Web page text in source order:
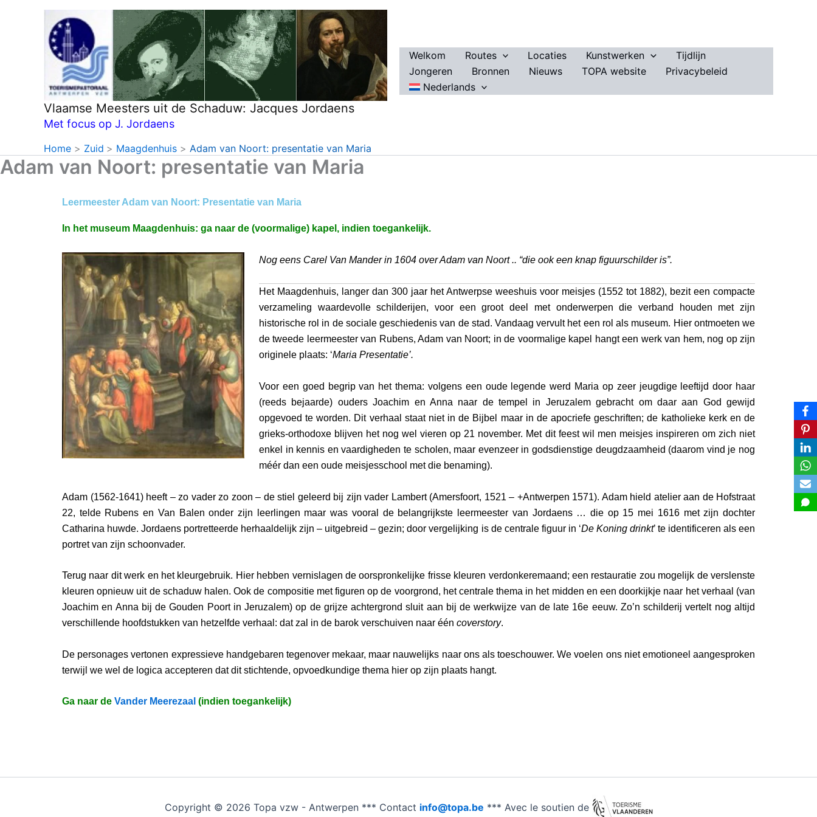
Vlaamse Meesters uit de Schaduw: Jacques Jordaens
Met focus op J. Jordaens
Welkom Routes Locaties Kunstwerken
Tijdlijn
Jongeren
Bronnen Nieuws TOPA website
Privacybeleid
Nederlands
Home Zuid Maagdenhuis Adam van Noort: presentatie van Maria
Adam van Noort: presentatie van Maria
Leermeester Adam van Noort: Presentatie van Maria
In het museum Maagdenhuis: ga naar de (voormalige) kapel, indien toegankelijk.
Nog eens Carel Van Mander in 1604 over Adam van Noort .. “die ook een knap figuurschilder is”.
Het Maagdenhuis, langer dan 300 jaar het Antwerpse weeshuis voor meisjes (1552 tot 1882), bezit een compacte
verzameling waardevolle schilderijen, voor een groot deel met onderwerpen die verband houden met zijn
historische rol in de sociale geschiedenis van de stad. Vandaag vervult het een rol als museum. Hier ontmoeten we
de tweede leermeester van Rubens, Adam van Noort; in de voormalige kapel hangt een werk van hem, nog op zijn
originele plaats: ‘Maria Presentatie’.
Voor een goed begrip van het thema: volgens een oude legende werd Maria op zeer jeugdige leeftijd door haar
(reeds bejaarde) ouders Joachim en Anna naar de tempel in Jeruzalem gebracht om daar aan God gewijd
opgevoed te worden. Dit verhaal staat niet in de Bijbel maar in de apocriefe geschriften; de katholieke kerk en de
grieks-orthodoxe blijven het nog wel vieren op 21 november. Met dit feest wil men meisjes inspireren om zich niet
enkel in kennis en vaardigheden te scholen, maar evenzeer in godsdienstige deugdzaamheid (daarom vind je nog
méér dan een oude meisjesschool met die benaming).
Adam (1562-1641) heeft – zo vader zo zoon – de stiel geleerd bij zijn vader Lambert (Amersfoort, 1521 – +Antwerpen 1571). Adam hield atelier aan de Hofstraat
22, telde Rubens en Van Balen onder zijn leerlingen maar was vooral de belangrijkste leermeester van Jordaens … die op 15 mei 1616 met zijn dochter
Catharina huwde. Jordaens portretteerde herhaaldelijk zijn – uitgebreid – gezin; door vergelijking is de centrale figuur in ‘De Koning drinkt’ te identificeren als een
portret van zijn schoonvader.
Terug naar dit werk en het kleurgebruik. Hier hebben vernislagen de oorspronkelijke frisse kleuren verdonkeremaand; een restauratie zou mogelijk de verslenste
kleuren opnieuw uit de schaduw halen. Ook de compositie met figuren op de voorgrond, het centrale thema in het midden en een doorkijkje naar het verhaal (van
Joachim en Anna bij de Gouden Poort in Jeruzalem) op de grijze achtergrond sluit aan bij de werkwijze van de late 16e eeuw. Zo’n schilderij vertelt nog altijd
verschillende hoofdstukken van hetzelfde verhaal: dat zal in de barok verschuiven naar één coverstory.
De personages vertonen expressieve handgebaren tegenover mekaar, maar nauwelijks naar ons als toeschouwer. We voelen ons niet emotioneel aangesproken
terwijl we wel de logica accepteren dat dit stichtende, opvoedkundige thema hier op zijn plaats hangt.
Ga naar de Vander Meerezaal (indien toegankelijk)
Copyright © 2026 Topa vzw - Antwerpen *** Contact info@topa.be *** Avec le soutien de